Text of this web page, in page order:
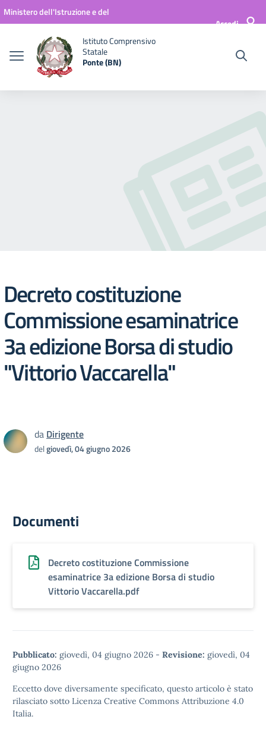
Vai ai contenuti
Vai al menu di navigazione
Vai al footer
Ministero dell'Istruzione e del
Accedi
Istituto Comprensivo
Statale
Ponte (BN)
Decreto costituzione
Commissione esaminatrice
3a edizione Borsa di studio
"Vittorio Vaccarella"
da Dirigente
delgiovedì, 04 giugno 2026
Documenti
Decreto costituzione Commissione
esaminatrice 3a edizione Borsa di studio
Vittorio Vaccarella.pdf
Pubblicato: giovedì, 04 giugno 2026 - Revisione: giovedì, 04
giugno 2026
Eccetto dove diversamente specificato, questo articolo è stato
rilasciato sotto Licenza Creative Commons Attribuzione 4.0
Italia.